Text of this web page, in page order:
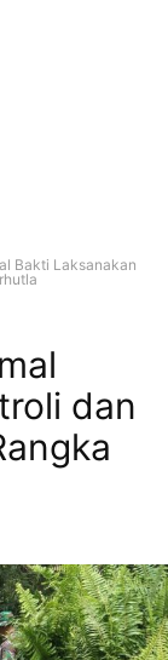
Bakti Laksanakan
dan